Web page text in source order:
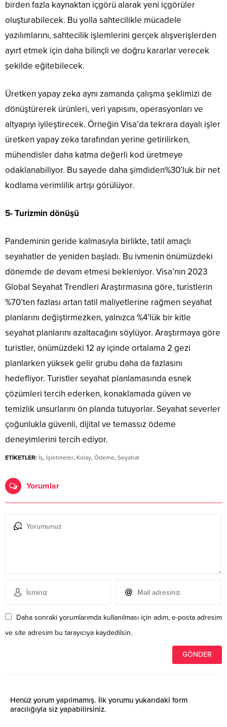
birden fazla kaynaktan içgörü alarak yeni içgörüler
oluşturabilecek. Bu yolla sahtecilikle mücadele
yazılımlarını, sahtecilik işlemlerini gerçek alışverişlerden
ayırt etmek için daha bilinçli ve doğru kararlar verecek
şekilde eğitebilecek.
Üretken yapay zeka aynı zamanda çalışma şeklimizi de
dönüştürerek ürünleri, veri yapısını, operasyonları ve
altyapıyı iyileştirecek. Örneğin Visa’da tekrara dayalı işler
üretken yapay zeka tarafından yerine getirilirken,
mühendisler daha katma değerli kod üretmeye
odaklanabiliyor. Bu sayede daha şimdiden%30’luk bir net
kodlama verimlilik artışı görülüyor.
5- Turizmin dönüşü
Pandeminin geride kalmasıyla birlikte, tatil amaçlı
seyahatler de yeniden başladı. Bu ivmenin önümüzdeki
dönemde de devam etmesi bekleniyor. Visa’nın 2023
Global Seyahat Trendleri Araştırmasına göre, turistlerin
%70’ten fazlası artan tatil maliyetlerine rağmen seyahat
planlarını değiştirmezken, yalnızca %4’lük bir kitle
seyahat planlarını azaltacağını söylüyor. Araştırmaya göre
turistler, önümüzdeki 12 ay içinde ortalama 2 gezi
planlarken yüksek gelir grubu daha da fazlasını
hedefliyor. Turistler seyahat planlamasında esnek
çözümleri tercih ederken, konaklamada güven ve
temizlik unsurlarını ön planda tutuyorlar. Seyahat severler
çoğunlukla güvenli, dijital ve temassız ödeme
deneyimlerini tercih ediyor.
ETİKETLER: İş, İşletmeler, Kolay, Ödeme, Seyahat
Yorumlar
Daha sonraki yorumlarımda kullanılması için adım, e-posta adresim
ve site adresim bu tarayıcıya kaydedilsin.
Henüz yorum yapılmamış. İlk yorumu yukarıdaki form
aracılığıyla siz yapabilirsiniz.